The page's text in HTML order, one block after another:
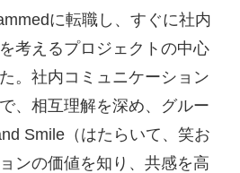
に転職し、すぐに社内
考えるプロジェクトの中心
。社内コミュニケーション
、相互理解を深め、グルー
Smile（はたらいて、笑お
ンの価値を知り、共感を高